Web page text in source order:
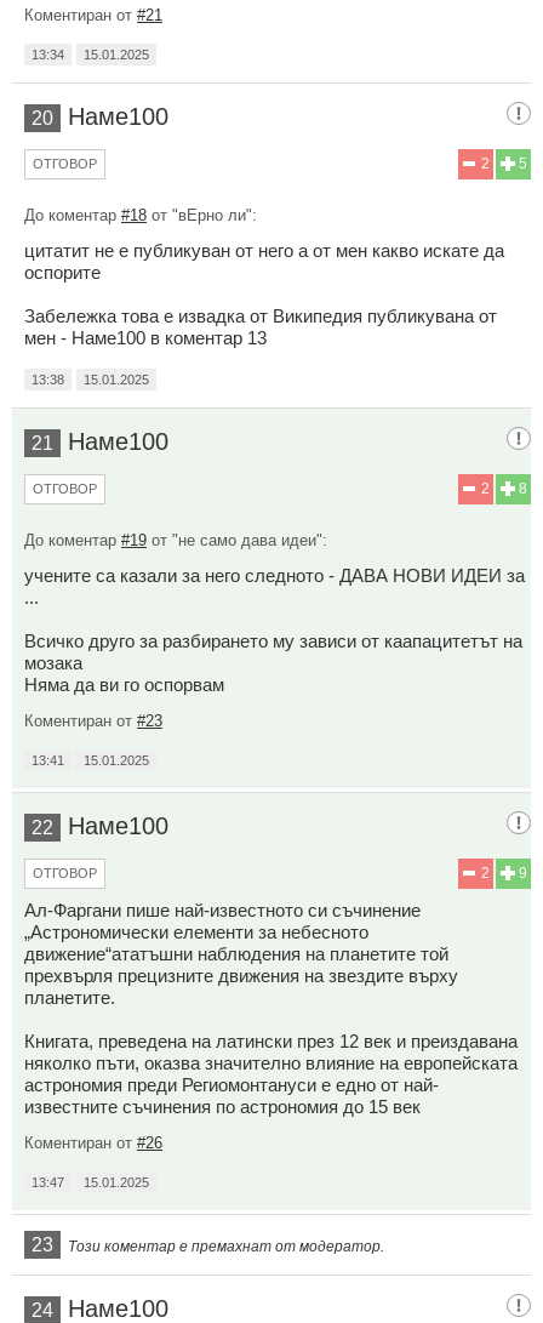
Коментиран от #21
13:34 15.01.2025
20 Наме100
5
2
ОТГОВОР
До коментар #18 от "вЕрно ли":
цитатит не е публикуван от него а от мен какво искате да
оспорите
Забележка това е извадка от Википедия публикувана от
мен - Наме100 в коментар 13
13:38 15.01.2025
21 Наме100
8
2
ОТГОВОР
До коментар #19 от "не само дава идеи":
учените са казали за него следното - ДАВА НОВИ ИДЕИ за
...
Всичко друго за разбирането му зависи от каапацитетът на
мозака
Няма да ви го оспорвам
Коментиран от #23
13:41 15.01.2025
22 Наме100
9
2
ОТГОВОР
Ал-Фаргани пише най-известното си съчинение
„Астрономически елементи за небесното
движение“ататъшни наблюдения на планетите той
прехвърля прецизните движения на звездите върху
планетите.
Книгата, преведена на латински през 12 век и преиздавана
няколко пъти, оказва значително влияние на европейската
астрономия преди Региомонтануси е едно от най-
известните съчинения по астрономия до 15 век
Коментиран от #26
13:47 15.01.2025
23 Този коментар е премахнат от модератор.
24 Наме100